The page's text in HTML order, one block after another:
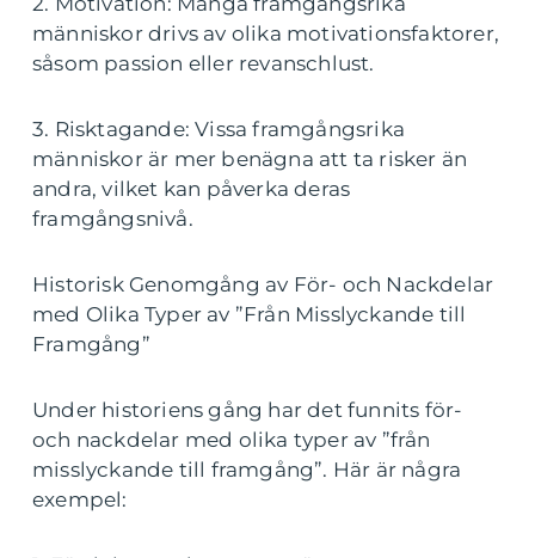
människor drivs av olika motivationsfaktorer,
såsom passion eller revanschlust.
3. Risktagande: Vissa framgångsrika
människor är mer benägna att ta risker än
andra, vilket kan påverka deras
framgångsnivå.
Historisk Genomgång av För- och Nackdelar
med Olika Typer av ”Från Misslyckande till
Framgång”
Under historiens gång har det funnits för-
och nackdelar med olika typer av ”från
misslyckande till framgång”. Här är några
exempel: